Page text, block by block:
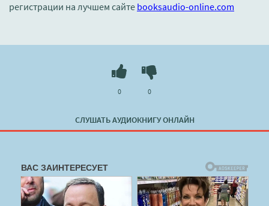
регистрации на лучшем сайте booksaudio-online.com
СЛУШАТЬ АУДИОКНИГУ ОНЛАЙН
0 0